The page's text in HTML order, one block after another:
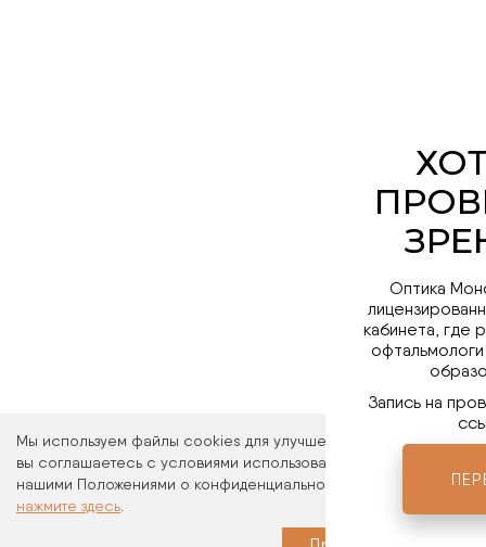
Мы используем файлы cookies для улучшения работы сайта.
вы соглашаетесь с условиями использования файлов cookies.
нашими Положениями о конфиденциальности и об
нажмите здесь
Оптика
кабинета, где
Запись на
Мы в